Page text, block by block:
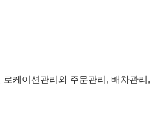
케이션관리와 주문관리, 배차관